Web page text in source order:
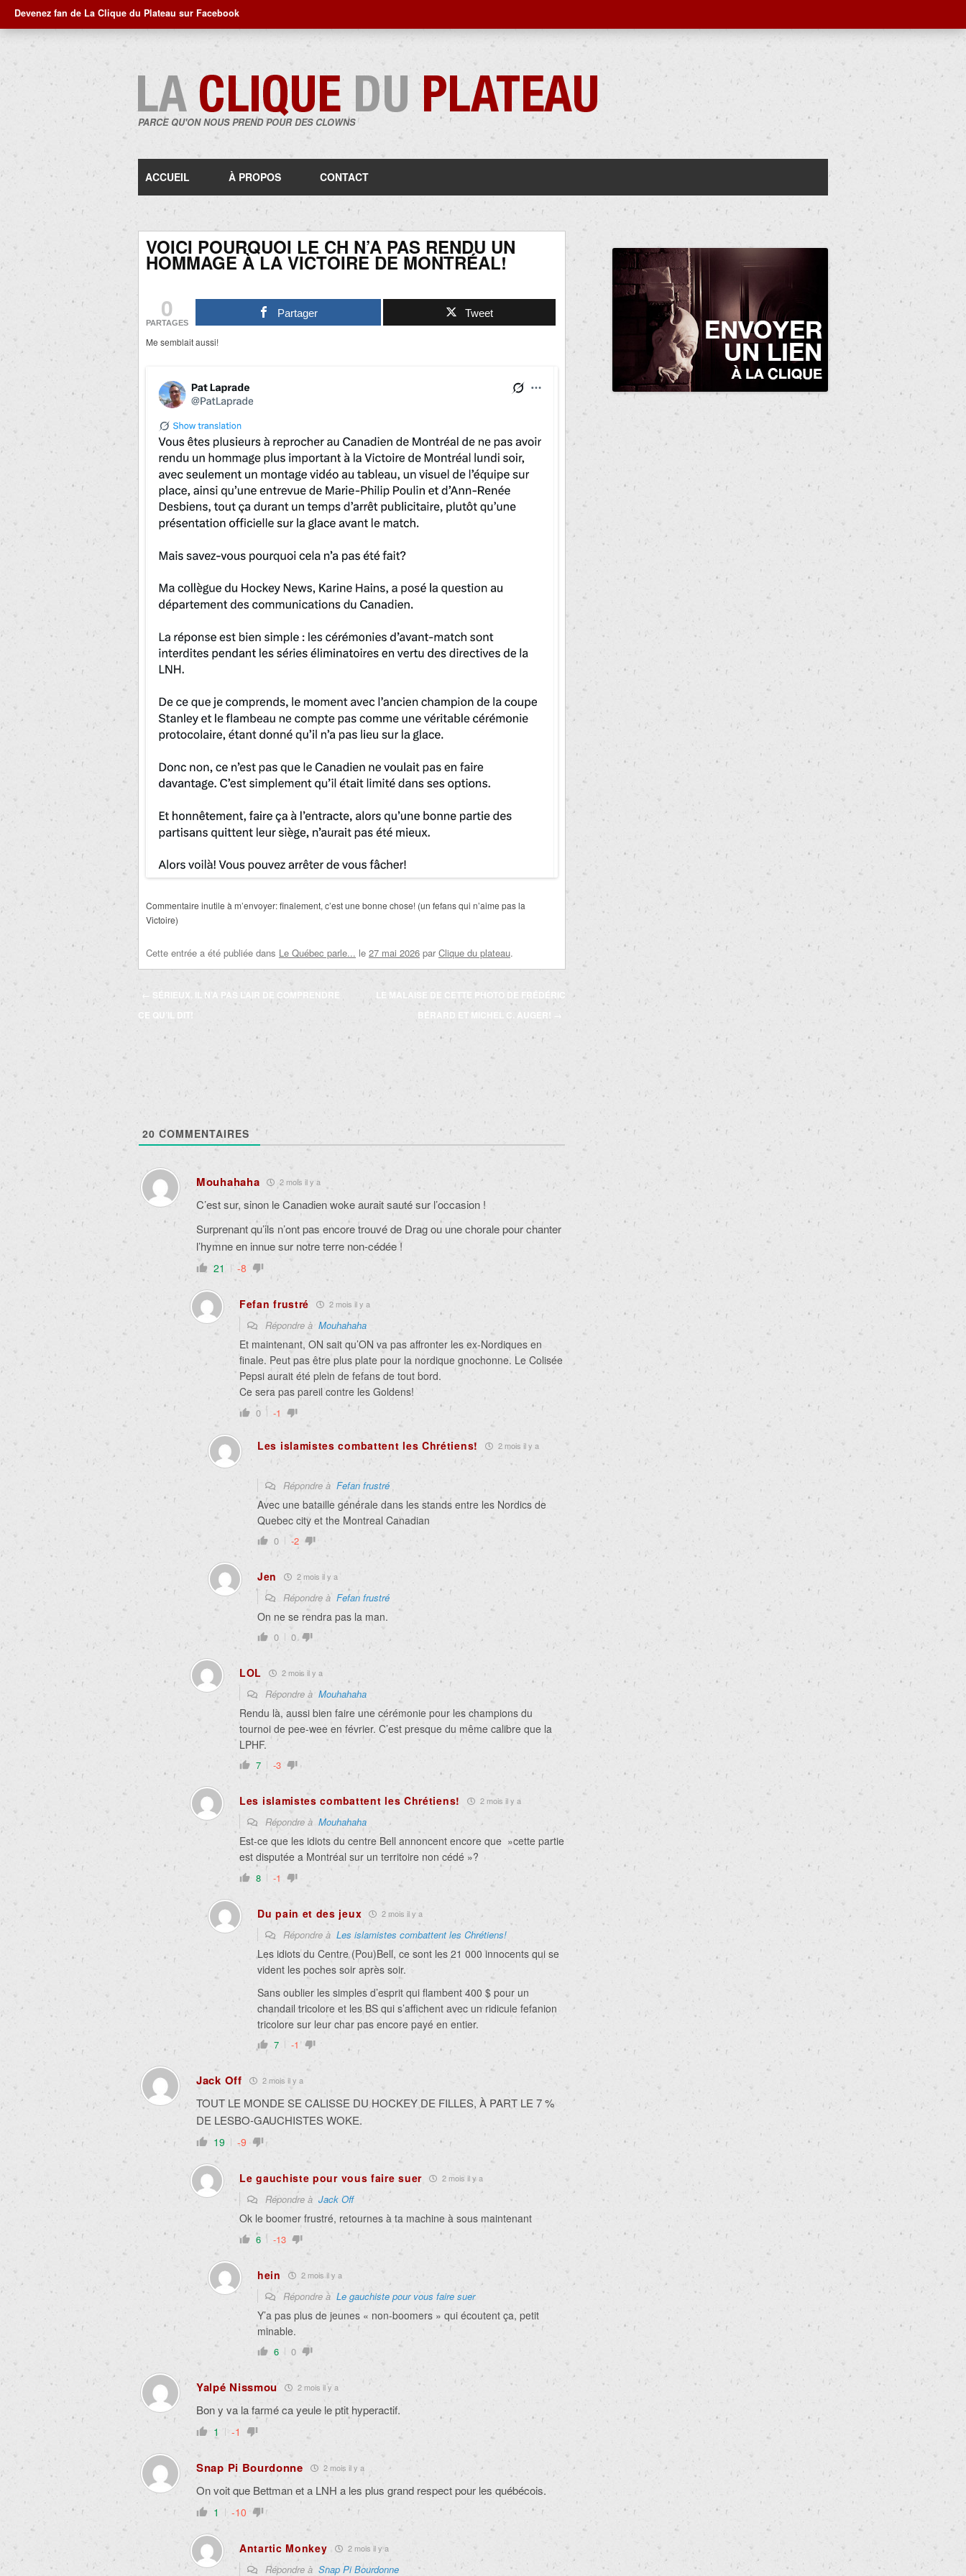
Devenez fan de La Clique du Plateau sur Facebook
PARCE QU'ON NOUS PREND POUR DES CLOWNS
au
ACCUEIL À PROPOS CONTACT
VOICI POURQUOI LE CH N’A PAS RENDU UN
HOMMAGE À LA VICTOIRE DE MONTRÉAL!
0
PARTAGES
Partager Tweet
Me semblait aussi!
Commentaire inutile à m’envoyer: finalement, c’est une bonne chose! (un fefans qui n’aime pas la
Victoire)
Cette entrée a été publiée dans Le Québec parle... le 27 mai 2026 par Clique du plateau.
Navigation
des
articles
← SÉRIEUX, IL N’A PAS L’AIR DE COMPRENDRE
CE QU’IL DIT!
LE MALAISE DE CETTE PHOTO DE FRÉDÉRIC
BÉRARD ET MICHEL C. AUGER!
→
20 COMMENTAIRES
Mouhahaha 2 mois il y a
C’est sur, sinon le Canadien woke aurait sauté sur l’occasion !
Surprenant qu’ils n’ont pas encore trouvé de Drag ou une chorale pour chanter
l’hymne en innue sur notre terre non-cédée !
21 -8
Fefan frustré 2 mois il y a
Répondre à Mouhahaha
Et maintenant, ON sait qu’ON va pas affronter les ex-Nordiques en
finale. Peut pas être plus plate pour la nordique gnochonne. Le Colisée
Pepsi aurait été plein de fefans de tout bord.
Ce sera pas pareil contre les Goldens!
0 -1
Les islamistes combattent les Chrétiens! 2 mois il y a
Répondre à Fefan frustré
Avec une bataille générale dans les stands entre les Nordics de
Quebec city et the Montreal Canadian
0 -2
Jen 2 mois il y a
Répondre à Fefan frustré
On ne se rendra pas la man.
0 0
LOL 2 mois il y a
Répondre à Mouhahaha
Rendu là, aussi bien faire une cérémonie pour les champions du
tournoi de pee-wee en février. C’est presque du même calibre que la
LPHF.
7 -3
Les islamistes combattent les Chrétiens! 2 mois il y a
Répondre à Mouhahaha
Est-ce que les idiots du centre Bell annoncent encore que »cette partie
est disputée a Montréal sur un territoire non cédé »?
8 -1
Du pain et des jeux 2 mois il y a
Répondre à Les islamistes combattent les Chrétiens!
Les idiots du Centre (Pou)Bell, ce sont les 21 000 innocents qui se
vident les poches soir après soir.
Sans oublier les simples d’esprit qui flambent 400 $ pour un
chandail tricolore et les BS qui s’affichent avec un ridicule fefanion
tricolore sur leur char pas encore payé en entier.
7 -1
Jack Off 2 mois il y a
TOUT LE MONDE SE CALISSE DU HOCKEY DE FILLES, À PART LE 7 %
DE LESBO-GAUCHISTES WOKE.
19 -9
Le gauchiste pour vous faire suer 2 mois il y a
Répondre à Jack Off
Ok le boomer frustré, retournes à ta machine à sous maintenant
6 -13
hein 2 mois il y a
Répondre à Le gauchiste pour vous faire suer
Y’a pas plus de jeunes « non-boomers » qui écoutent ça, petit
minable.
6 0
Yalpé Nissmou 2 mois il y a
Bon y va la farmé ca yeule le ptit hyperactif.
1 -1
Snap Pi Bourdonne 2 mois il y a
On voit que Bettman et a LNH a les plus grand respect pour les québécois.
1 -10
Antartic Monkey 2 mois il y a
Répondre à Snap Pi Bourdonne